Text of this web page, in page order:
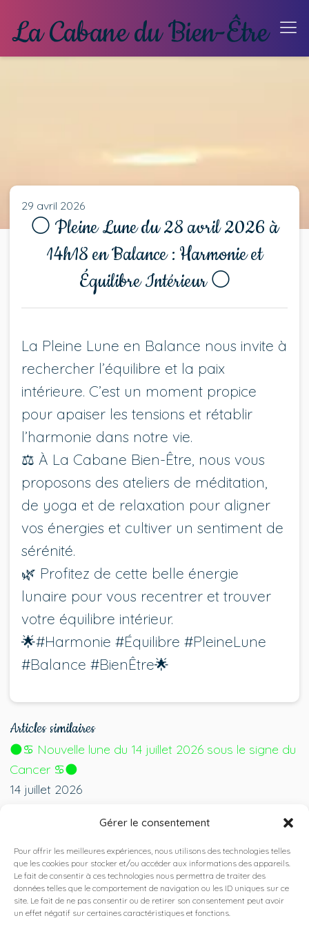
Gérer le consentement
Pour offrir les meilleures expériences, nous utilisons des technologies telles
que les cookies pour stocker et/ou accéder aux informations des appareils.
Le fait de consentir à ces technologies nous permettra de traiter des
données telles que le comportement de navigation ou les ID uniques sur ce
site. Le fait de ne pas consentir ou de retirer son consentement peut avoir
un effet négatif sur certaines caractéristiques et fonctions.
29 avril 2026
🌕 Pleine Lune du 28 avril 2026 à
14h18 en Balance : Harmonie et
Équilibre Intérieur 🌕
La Pleine Lune en Balance nous invite à
rechercher l’équilibre et la paix
intérieure. C’est un moment propice
pour apaiser les tensions et rétablir
l’harmonie dans notre vie.
⚖️ À La Cabane Bien-Être, nous vous
proposons des ateliers de méditation,
de yoga et de relaxation pour aligner
vos énergies et cultiver un sentiment de
sérénité.
🌿 Profitez de cette belle énergie
lunaire pour vous recentrer et trouver
votre équilibre intérieur.
🌟#Harmonie #Équilibre #PleineLune
#Balance #BienÊtre🌟
Articles similaires
🌑♋ Nouvelle lune du 14 juillet 2026 sous le signe du
Cancer ♋🌑
14 juillet 2026
Bien Être à votre papa 💙🎩
15 juin 2026
🌸💖 Offrez le bien-être à votre maman pour la fête
des mères 💖🌸
15 mai 2026